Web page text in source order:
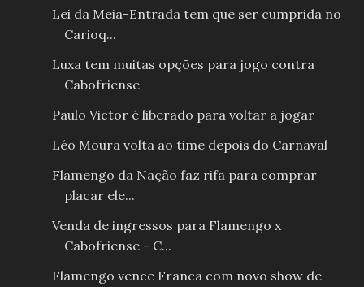
Lei da Meia-Entrada tem que ser cumprida no
Carioq...
Luxa tem muitas opções para jogo contra
Cabofriense
Paulo Victor é liberado para voltar a jogar
Léo Moura volta ao time depois do Carnaval
Flamengo da Nação faz rifa para comprar
placar ele...
Venda de ingressos para Flamengo x
Cabofriense - C...
Flamengo vence Franca com novo show de